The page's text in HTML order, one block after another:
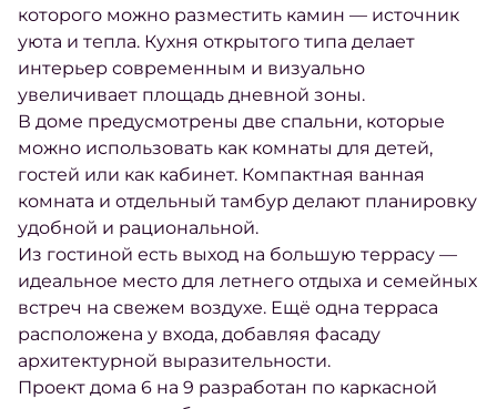
которого можно разместить камин — источник
уюта и тепла. Кухня открытого типа делает
интерьер современным и визуально
увеличивает площадь дневной зоны.
В доме предусмотрены две спальни, которые
можно использовать как комнаты для детей,
гостей или как кабинет. Компактная ванная
комната и отдельный тамбур делают планировку
удобной и рациональной.
Из гостиной есть выход на большую террасу —
идеальное место для летнего отдыха и семейных
встреч на свежем воздухе. Ещё одна терраса
расположена у входа, добавляя фасаду
архитектурной выразительности.
Проект дома 6 на 9 разработан по каркасной